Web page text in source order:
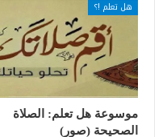
هل تعلم !؟
موسوعة هل تعلم: الصلاة
الصحيحة (صور)